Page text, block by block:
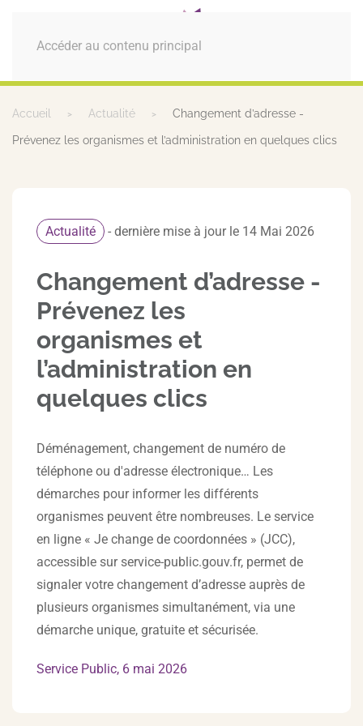
Accéder au contenu principal
MENU
Accueil Actualité Changement d’adresse -
Prévenez les organismes et l’administration en quelques clics
Actualité - dernière mise à jour le 14 Mai 2026
Changement d’adresse -
Prévenez les
organismes et
l’administration en
quelques clics
Déménagement, changement de numéro de
téléphone ou d'adresse électronique… Les
démarches pour informer les différents
organismes peuvent être nombreuses. Le service
en ligne « Je change de coordonnées » (JCC),
accessible sur service-public.gouv.fr, permet de
signaler votre changement d’adresse auprès de
plusieurs organismes simultanément, via une
démarche unique, gratuite et sécurisée.
Service Public, 6 mai 2026